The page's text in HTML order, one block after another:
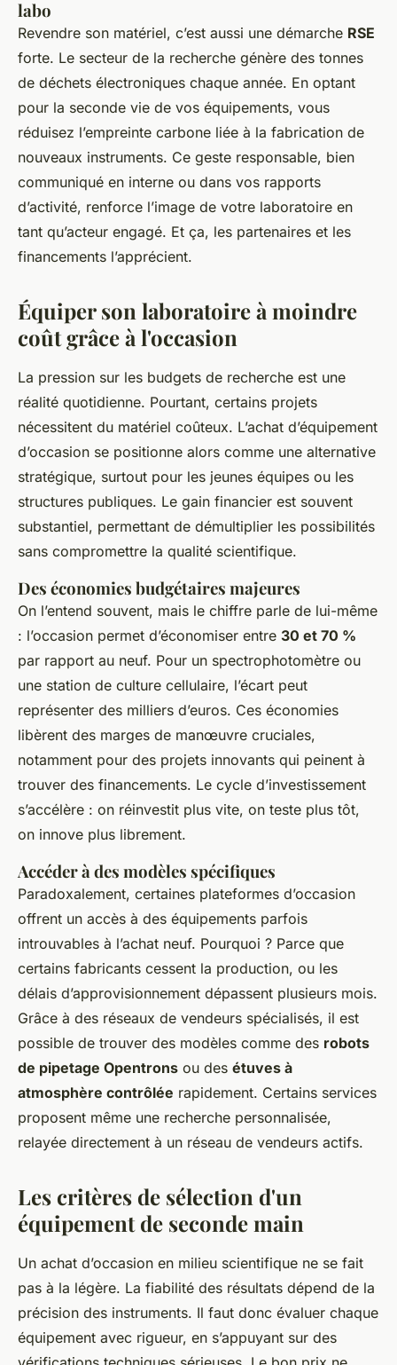
labo
Revendre son matériel, c’est aussi une démarche RSE
forte. Le secteur de la recherche génère des tonnes
de déchets électroniques chaque année. En optant
pour la seconde vie de vos équipements, vous
réduisez l’empreinte carbone liée à la fabrication de
nouveaux instruments. Ce geste responsable, bien
communiqué en interne ou dans vos rapports
d’activité, renforce l’image de votre laboratoire en
tant qu’acteur engagé. Et ça, les partenaires et les
financements l’apprécient.
Équiper son laboratoire à moindre
coût grâce à l'occasion
La pression sur les budgets de recherche est une
réalité quotidienne. Pourtant, certains projets
nécessitent du matériel coûteux. L’achat d’équipement
d’occasion se positionne alors comme une alternative
stratégique, surtout pour les jeunes équipes ou les
structures publiques. Le gain financier est souvent
substantiel, permettant de démultiplier les possibilités
sans compromettre la qualité scientifique.
Des économies budgétaires majeures
On l’entend souvent, mais le chiffre parle de lui-même
: l’occasion permet d’économiser entre 30 et 70 %
par rapport au neuf. Pour un spectrophotomètre ou
une station de culture cellulaire, l’écart peut
représenter des milliers d’euros. Ces économies
libèrent des marges de manœuvre cruciales,
notamment pour des projets innovants qui peinent à
trouver des financements. Le cycle d’investissement
s’accélère : on réinvestit plus vite, on teste plus tôt,
on innove plus librement.
Accéder à des modèles spécifiques
Paradoxalement, certaines plateformes d’occasion
offrent un accès à des équipements parfois
introuvables à l’achat neuf. Pourquoi ? Parce que
certains fabricants cessent la production, ou les
délais d’approvisionnement dépassent plusieurs mois.
Grâce à des réseaux de vendeurs spécialisés, il est
possible de trouver des modèles comme des robots
de pipetage Opentrons ou des étuves à
atmosphère contrôlée rapidement. Certains services
proposent même une recherche personnalisée,
relayée directement à un réseau de vendeurs actifs.
Les critères de sélection d'un
équipement de seconde main
Un achat d’occasion en milieu scientifique ne se fait
pas à la légère. La fiabilité des résultats dépend de la
précision des instruments. Il faut donc évaluer chaque
équipement avec rigueur, en s’appuyant sur des